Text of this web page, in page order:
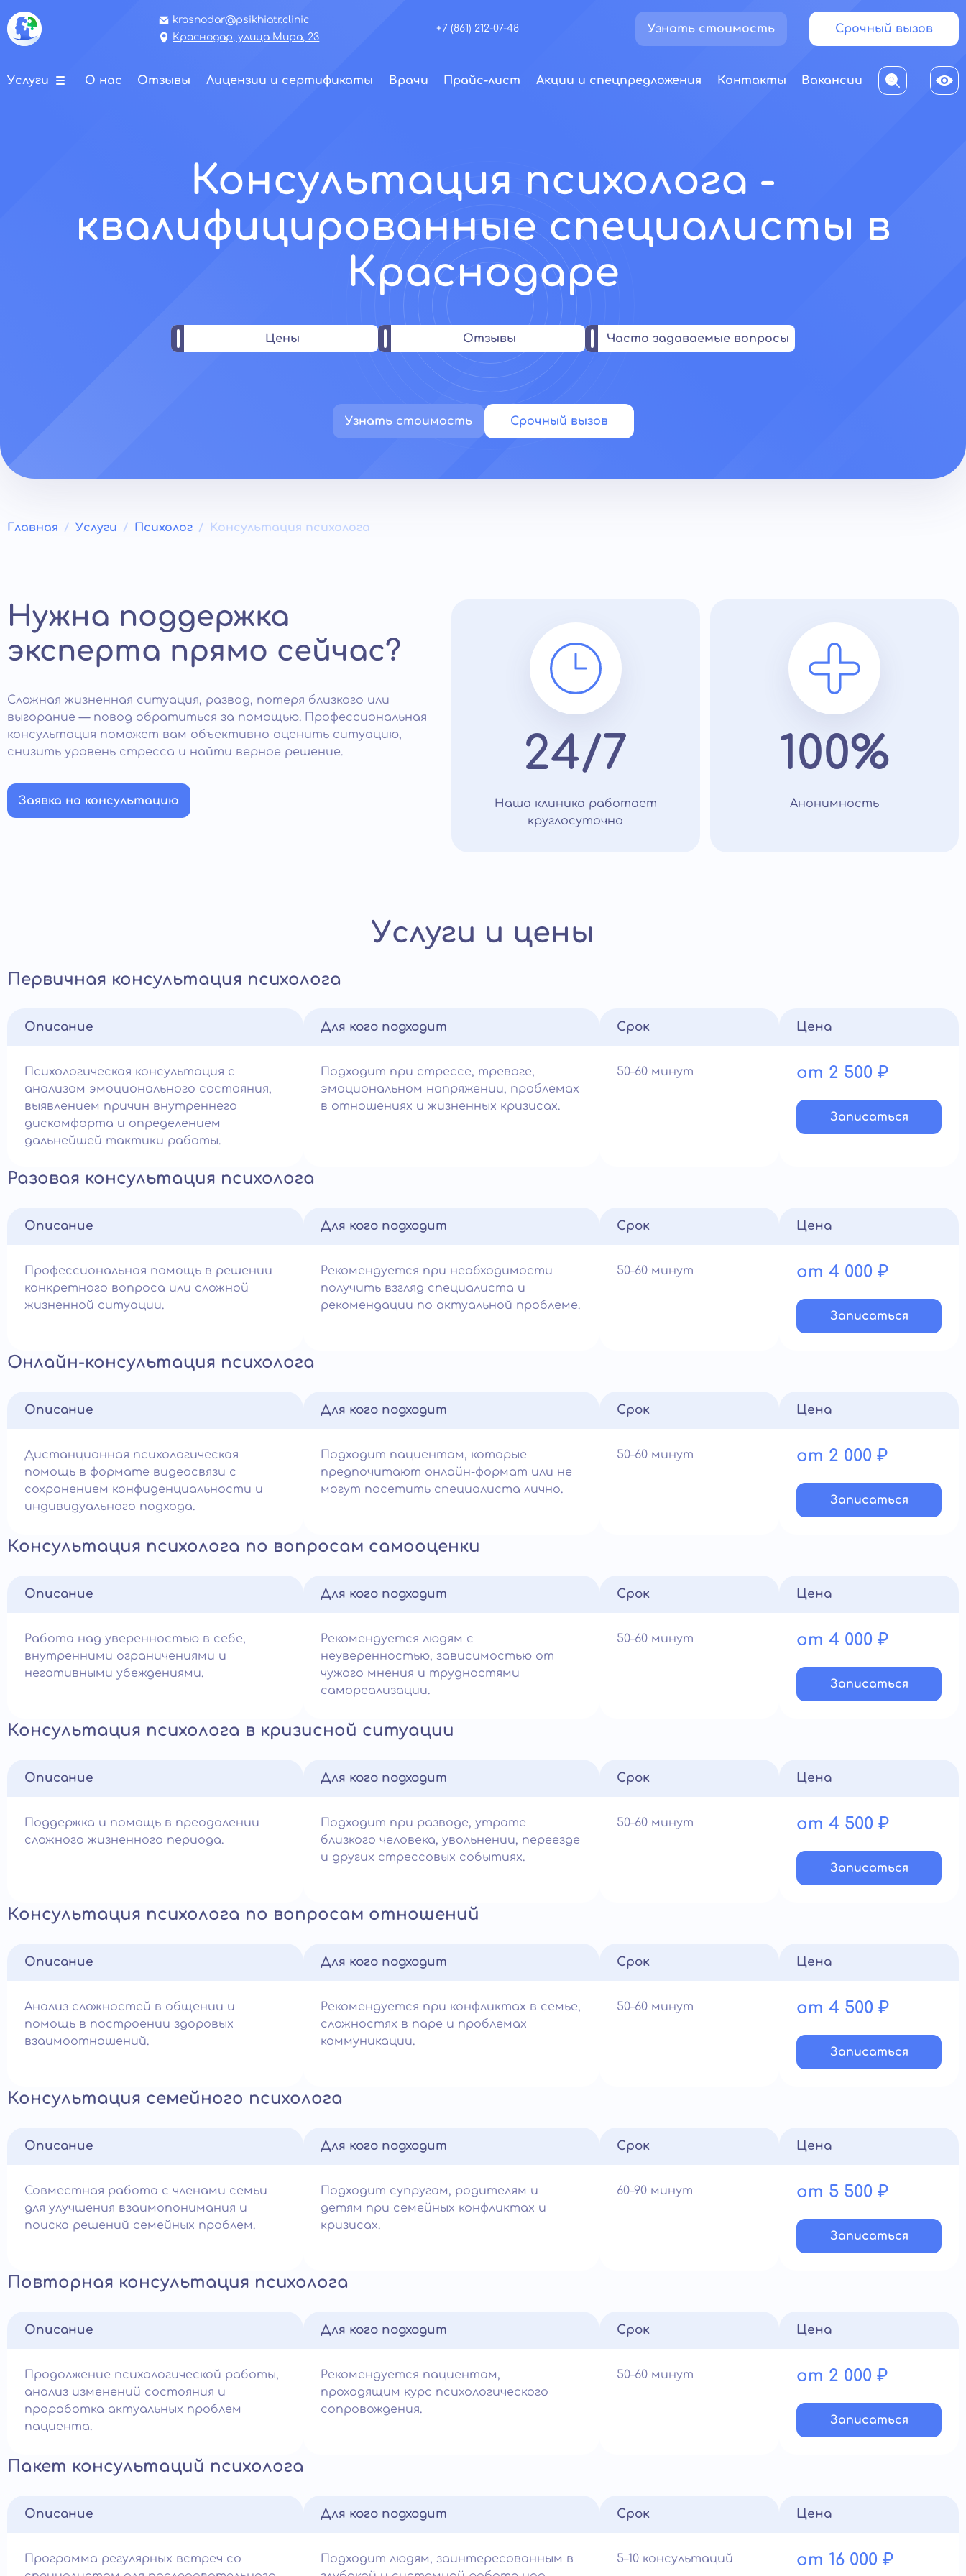
krasnodar@psikhiatr.clinic
Краснодар, улица Мира, 23
+7 (861) 212-07-48 Узнать стоимость Срочный вызов
Услуги О нас Отзывы Лицензии и сертификаты Врачи Прайс-лист Акции и спецпредложения Контакты Вакансии
Консультация психолога -
квалифицированные специалисты в
Краснодаре
Цены Отзывы Часто задаваемые вопросы
Узнать стоимость Срочный вызов
Главная Услуги Психолог Консультация психолога
Нужна поддержка
эксперта прямо сейчас?
Сложная жизненная ситуация, развод, потеря близкого или
выгорание — повод обратиться за помощью. Профессиональная
консультация поможет вам объективно оценить ситуацию,
снизить уровень стресса и найти верное решение.
Заявка на консультацию
24/7
Наша клиника работает
круглосуточно
100%
Анонимность
Услуги и цены
Первичная консультация психолога
Описание
Психологическая консультация с
анализом эмоционального состояния,
выявлением причин внутреннего
дискомфорта и определением
дальнейшей тактики работы.
Для кого подходит
Подходит при стрессе, тревоге,
эмоциональном напряжении, проблемах
в отношениях и жизненных кризисах.
Срок
50–60 минут
Цена
от 2 500 ₽
Записатьcя
Разовая консультация психолога
Описание
Профессиональная помощь в решении
конкретного вопроса или сложной
жизненной ситуации.
Для кого подходит
Рекомендуется при необходимости
получить взгляд специалиста и
рекомендации по актуальной проблеме.
Срок
50–60 минут
Цена
от 4 000 ₽
Записатьcя
Онлайн-консультация психолога
Описание
Дистанционная психологическая
помощь в формате видеосвязи с
сохранением конфиденциальности и
индивидуального подхода.
Для кого подходит
Подходит пациентам, которые
предпочитают онлайн-формат или не
могут посетить специалиста лично.
Срок
50–60 минут
Цена
от 2 000 ₽
Записатьcя
Консультация психолога по вопросам самооценки
Описание
Работа над уверенностью в себе,
внутренними ограничениями и
негативными убеждениями.
Для кого подходит
Рекомендуется людям с
неуверенностью, зависимостью от
чужого мнения и трудностями
самореализации.
Срок
50–60 минут
Цена
от 4 000 ₽
Записатьcя
Консультация психолога в кризисной ситуации
Описание
Поддержка и помощь в преодолении
сложного жизненного периода.
Для кого подходит
Подходит при разводе, утрате
близкого человека, увольнении, переезде
и других стрессовых событиях.
Срок
50–60 минут
Цена
от 4 500 ₽
Записатьcя
Консультация психолога по вопросам отношений
Описание
Анализ сложностей в общении и
помощь в построении здоровых
взаимоотношений.
Для кого подходит
Рекомендуется при конфликтах в семье,
сложностях в паре и проблемах
коммуникации.
Срок
50–60 минут
Цена
от 4 500 ₽
Записатьcя
Консультация семейного психолога
Описание
Совместная работа с членами семьи
для улучшения взаимопонимания и
поиска решений семейных проблем.
Для кого подходит
Подходит супругам, родителям и
детям при семейных конфликтах и
кризисах.
Срок
60–90 минут
Цена
от 5 500 ₽
Записатьcя
Повторная консультация психолога
Описание
Продолжение психологической работы,
анализ изменений состояния и
проработка актуальных проблем
пациента.
Для кого подходит
Рекомендуется пациентам,
проходящим курс психологического
сопровождения.
Срок
50–60 минут
Цена
от 2 000 ₽
Записатьcя
Пакет консультаций психолога
Описание
Программа регулярных встреч со
Для кого подходит
Подходит людям, заинтересованным в
Срок
5–10 консультаций
Цена
от 16 000 ₽